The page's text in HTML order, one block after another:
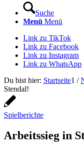
Suche
Menü Menü
Link zu TikTok
Link zu Facebook
Link zu Instagram
Link zu WhatsApp
Du bist hier: Startseite1 /
Stendal!
Spielberichte
Arbeitssieg in